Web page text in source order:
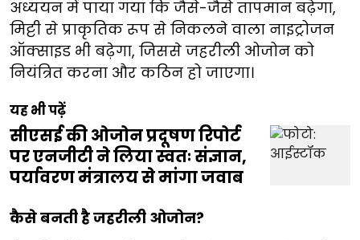
अध्ययन में पाया गया कि जैसे-जैसे तापमान बढ़ेगा,
मिट्टी से प्राकृतिक रूप से निकलने वाला नाइट्रोजन
ऑक्साइड भी बढ़ेगा, जिससे जहरीली ओजोन को
नियंत्रित करना और कठिन हो जाएगा।
यह भी पढ़ें
सीएसई की ओजोन प्रदूषण रिपोर्ट
पर एनजीटी ने लिया स्वतः संज्ञान,
पर्यावरण मंत्रालय से मांगा जवाब
कैसे बनती है जहरीली ओजोन?